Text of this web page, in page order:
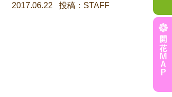
2017.06.22 投稿：STAFF